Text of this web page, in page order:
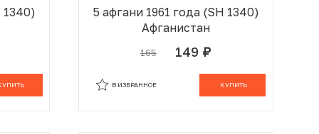
1340)
5 афгани 1961 года (SH 1340)
Афганистан
165 149 руб.
КУПИТЬ
В ИЗБРАННОЕ